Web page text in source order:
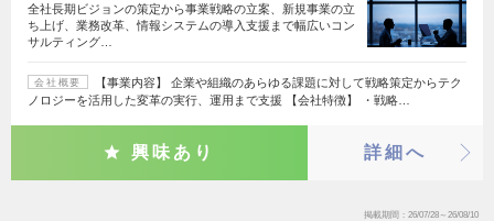
全社長期ビジョンの策定から事業戦略の立案、新規事業の立
ち上げ、業務改革、情報システムの導入支援まで幅広いコン
サルティング…
会社概要
【事業内容】 企業や組織のあらゆる課題に対して戦略策定からテク
ノロジーを活用した変革の実行、運用まで支援 【会社特徴】 ・戦略…
興味あり 詳細へ
掲載期間 26/07/28～26/08/10